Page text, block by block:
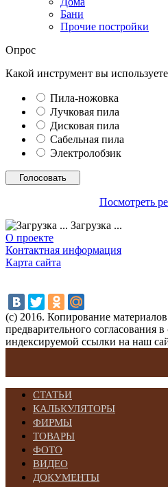
Бани
Прочие постройки
Опрос
Какой инструмент вы
Пила-ножовка
Лучковая пила
Дисковая пила
Сабельная пила
Электролобзик
Посмотреть
Загрузка ...
О проекте
Контактная информация
Карта сайта
(с) 2016. Копирование
предварительного согласования
индексируемой ссылки на наш
СТАТЬИ
КАЛЬКУЛЯТОРЫ
ФИРМЫ
ТОВАРЫ
ФОТО
ВИДЕО
ДОКУМЕНТЫ